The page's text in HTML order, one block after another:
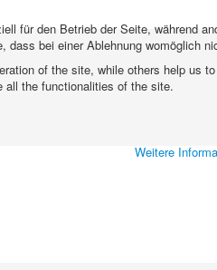
für den Betrieb der Seite, während
bei einer Ablehnung womöglich
of the site, while others help
the functionalities of the site.
Weitere